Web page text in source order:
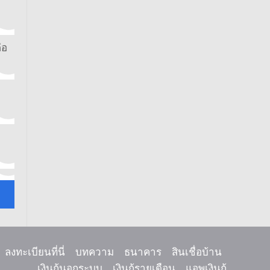
ลงทะเบียนที่นี่ บทความ ธนาคาร
สินเชื่อบ้าน